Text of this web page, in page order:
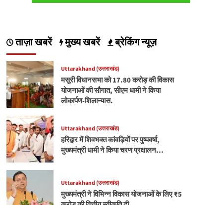
ताज़ा खबरें मुख्य खबरें ब्रेकिंग न्यूज़
Uttarakhand (उत्तराखंड)
मसूरी विधानसभा को 17.80 करोड़ की विकास
योजनाओं की सौगात, सीएम धामी ने किया
लोकार्पण-शिलान्यास.
Uttarakhand (उत्तराखंड)
हरिद्वार में शिवभक्त कांवड़ियों पर पुष्पवर्षा,
मुख्यमंत्री धामी ने किया चरण प्रक्षालन…
Uttarakhand (उत्तराखंड)
मुख्यमंत्री ने विभिन्न विकास योजनाओं के लिए ₹5